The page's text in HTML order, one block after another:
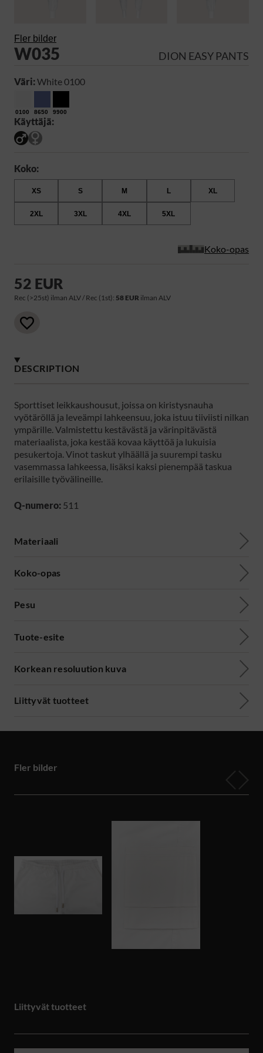
Fler bilder
W035 DION EASY PANTS
Väri:White 0100
0100 8650 9900
Käyttäjä:
Koko:
XS S M L XL
2XL 3XL 4XL 5XL
Koko-opas
52 EUR
Rec (>25st) ilman ALV / Rec (1st): 58 EUR ilman ALV
DESCRIPTION
Sporttiset leikkaushousut, joissa on kiristysnauha
vyötäröllä ja leveämpi lahkeensuu, joka istuu tiiviisti nilkan
ympärille. Valmistettu kestävästä ja värinpitävästä
materiaalista, joka kestää kovaa käyttöä ja lukuisia
pesukertoja. Vinot taskut ylhäällä ja suurempi tasku
vasemmassa lahkeessa, lisäksi kaksi pienempää taskua
erilaisille työvälineille.
Q-numero: 511
Materiaali
Koko-opas
Pesu
Tuote-esite
Korkean resoluution kuva
Liittyvät tuotteet
Fler bilder
Liittyvät tuotteet